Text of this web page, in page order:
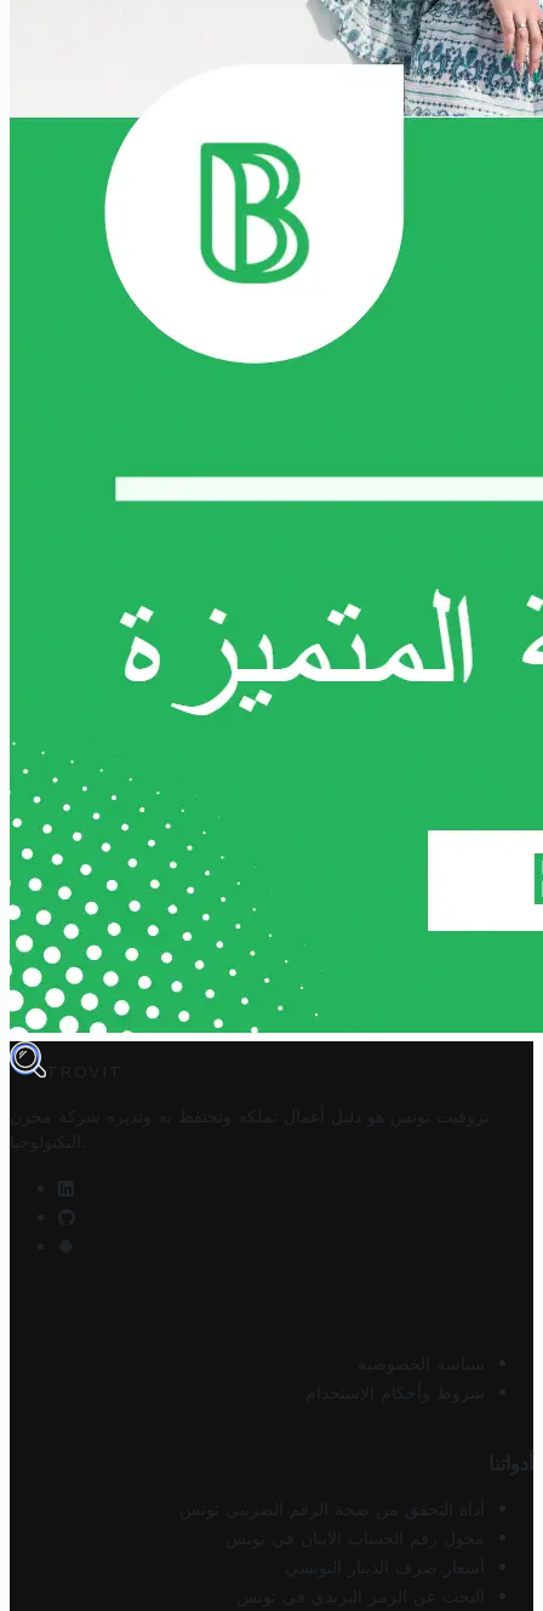
TROVIT
تروفيت تونس هو دليل أعمال تملكه وتحتفظ به وتديره
شركة مخزن
التكنولوجيا
سياسة الخصوصية
شروط وأحكام الاستخدام
أدواتنا
أداة التحقق من صحة الرقم الضريبي تونس
محول رقم الحساب الآيبان في تونس
أسعار صرف الدينار التونسي
البحث عن الرمز البريدي في تونس